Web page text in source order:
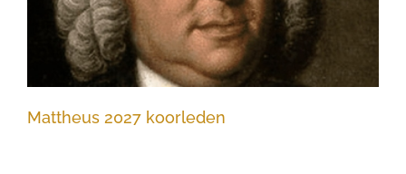
Mattheus 2027 koorleden